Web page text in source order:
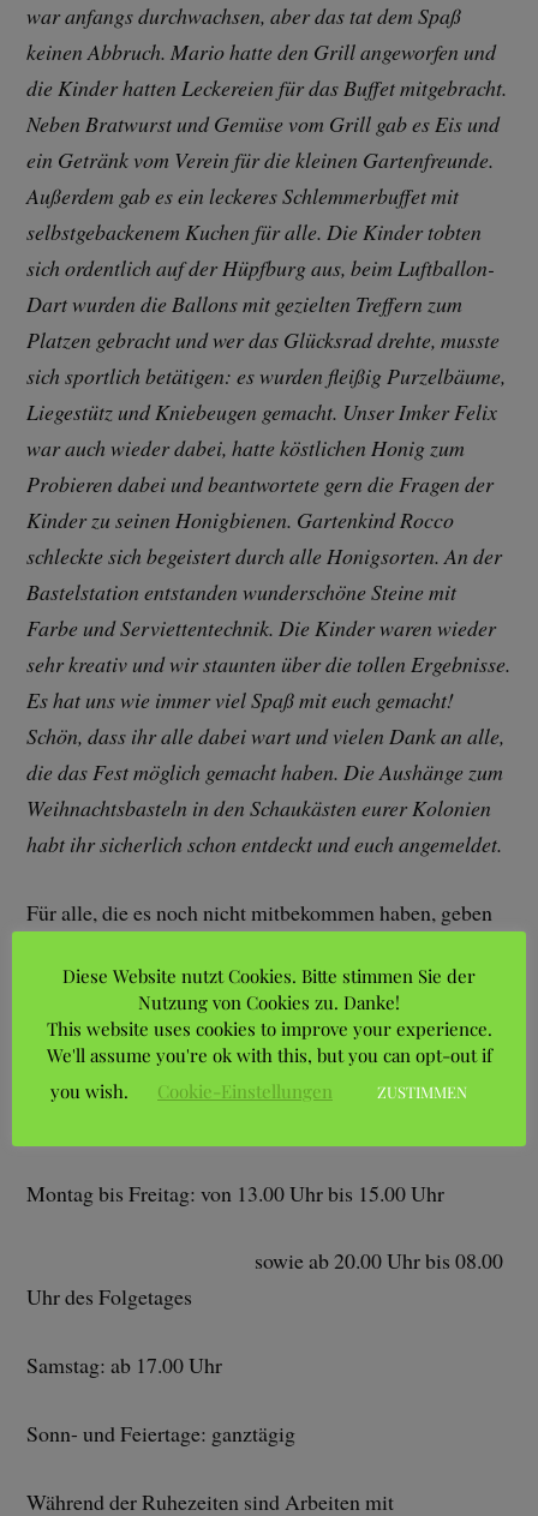
war anfangs durchwachsen, aber das tat dem Spaß
keinen Abbruch. Mario hatte den Grill angeworfen und
die Kinder hatten Leckereien für das Buffet mitgebracht.
Neben Bratwurst und Gemüse vom Grill gab es Eis und
ein Getränk vom Verein für die kleinen Gartenfreunde.
Außerdem gab es ein leckeres Schlemmerbuffet mit
selbstgebackenem Kuchen für alle. Die Kinder tobten
sich ordentlich auf der Hüpfburg aus, beim Luftballon-
Dart wurden die Ballons mit gezielten Treffern zum
Platzen gebracht und wer das Glücksrad drehte, musste
sich sportlich betätigen: es wurden fleißig Purzelbäume,
Liegestütz und Kniebeugen gemacht. Unser Imker Felix
war auch wieder dabei, hatte köstlichen Honig zum
Probieren dabei und beantwortete gern die Fragen der
Kinder zu seinen Honigbienen. Gartenkind Rocco
schleckte sich begeistert durch alle Honigsorten. An der
Bastelstation entstanden wunderschöne Steine mit
Farbe und Serviettentechnik. Die Kinder waren wieder
sehr kreativ und wir staunten über die tollen Ergebnisse.
Es hat uns wie immer viel Spaß mit euch gemacht!
Schön, dass ihr alle dabei wart und vielen Dank an alle,
die das Fest möglich gemacht haben. Die Aushänge zum
Weihnachtsbasteln in den Schaukästen eurer Kolonien
habt ihr sicherlich schon entdeckt und euch angemeldet.
Für alle, die es noch nicht mitbekommen haben, geben
05.09.2025 beschlossenen Änderungen der Ruhezeiten,
bekannt:
FolgendeRuhezeitensindvom 01.04. bis 30.09. jeden
Montag bis Freitag: von 13.00 Uhr bis 15.00 Uhr
sowie ab 20.00 Uhr bis 08.00
Uhr des Folgetages
Samstag: ab 17.00 Uhr
Sonn- und Feiertage: ganztägig
Während der Ruhezeiten sind Arbeiten mit
Diese Website nutzt Cookies. Bitte stimmen Sie der
Nutzung von Cookies zu. Danke!
This website uses cookies to improve your experience.
We'll assume you're ok with this, but you can opt-out if
you wish.
Cookie-Einstellungen ZUSTIMMEN